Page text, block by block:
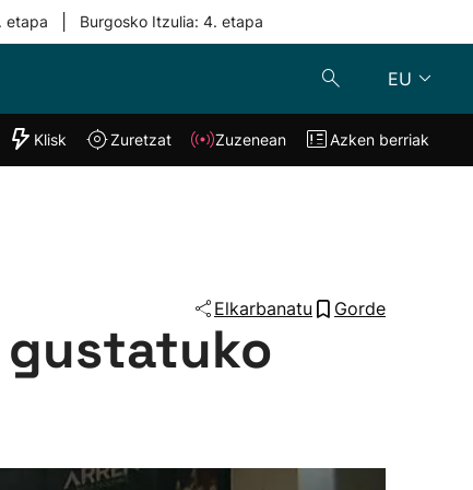
etapa Burgosko Itzulia: 4. etapa
EU
Klisk Zuzenean
Klisk Zuretzat Zuzenean Azken berriak
Elkarbanatu Gorde
gustatuko